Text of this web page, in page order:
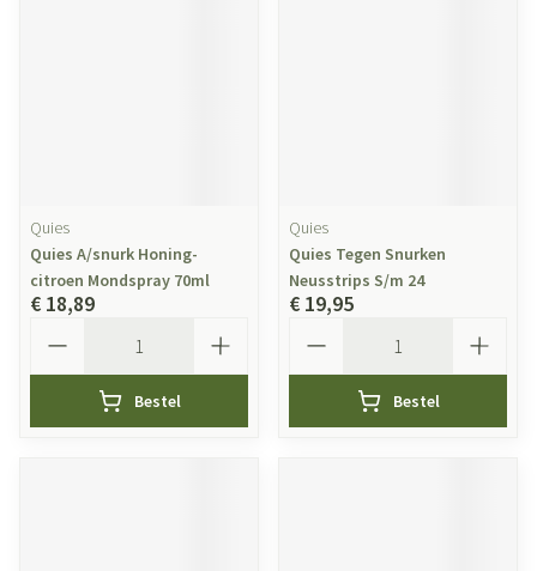
Quies
Quies A/snurk Honing-
citroen Mondspray 70ml
€ 18,89
Bestel
Quies
Quies Tegen Snurken
Neusstrips S/m 24
€ 19,95
Bestel